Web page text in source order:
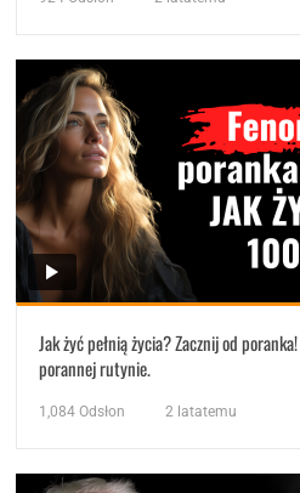
Jak żyć pełnią życia? Zacznij od
porannej rutynie.
1,084 Odsłon 2 latatemu